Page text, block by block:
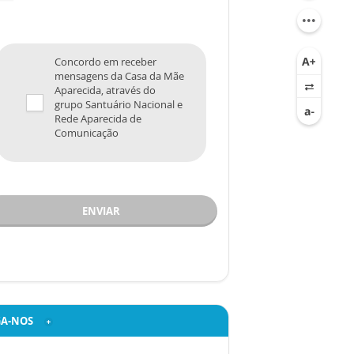
Concordo em receber
mensagens da Casa da Mãe
Aparecida, através do
grupo Santuário Nacional e
Rede Aparecida de
Comunicação
ENVIAR
NOS